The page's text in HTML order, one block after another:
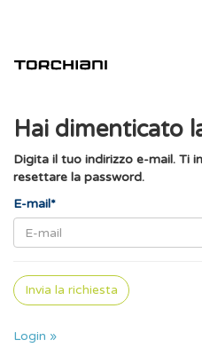
Hai dimenticato
Digita il tuo indirizzo e-mail. Ti
resettare la password.
E-mail*
Login »